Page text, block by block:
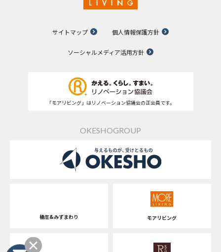
サイトマップ 個人情報保護方針
ソーシャルメディア活用方針
「モアリビング」はリノベーション協議会の正会員です。
OKESHOGROUP
桶庄&みずまわり モアリビング